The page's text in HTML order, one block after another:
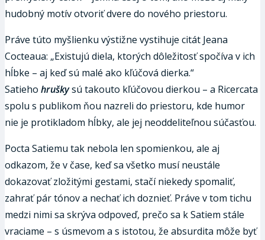
hudobný motív otvoriť dvere do nového priestoru.
Práve túto myšlienku výstižne vystihuje citát Jeana
Cocteaua: „Existujú diela, ktorých dôležitosť spočíva v ich
hĺbke – aj keď sú malé ako kľúčová dierka.“
Satieho hruškysú takouto kľúčovou dierkou – a Ricercata
spolu s publikom ňou nazreli do priestoru, kde humor
nie je protikladom hĺbky, ale jej neoddeliteľnou súčasťou.
Pocta Satiemu tak nebola len spomienkou, ale aj
odkazom, že v čase, keď sa všetko musí neustále
dokazovať zložitými gestami, stačí niekedy spomaliť,
zahrať pár tónov a nechať ich doznieť. Práve v tom tichu
medzi nimi sa skrýva odpoveď, prečo sa k Satiem stále
vraciame – s úsmevom a s istotou, že absurdita môže byť